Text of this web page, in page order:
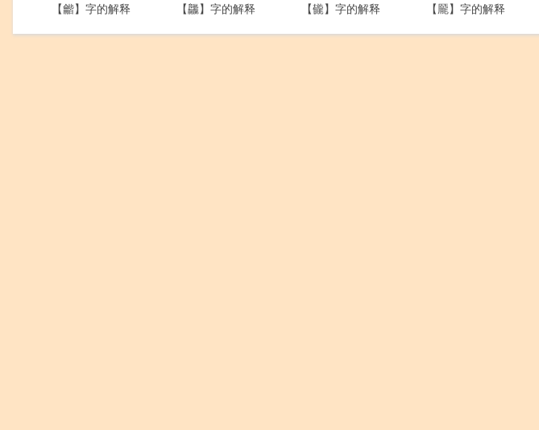
【龤】字的解释 【龘】字的解释 【龓】字的解释 【龎】字的解释